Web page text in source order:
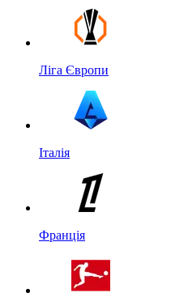
Ліга Європи
Італія
Франція